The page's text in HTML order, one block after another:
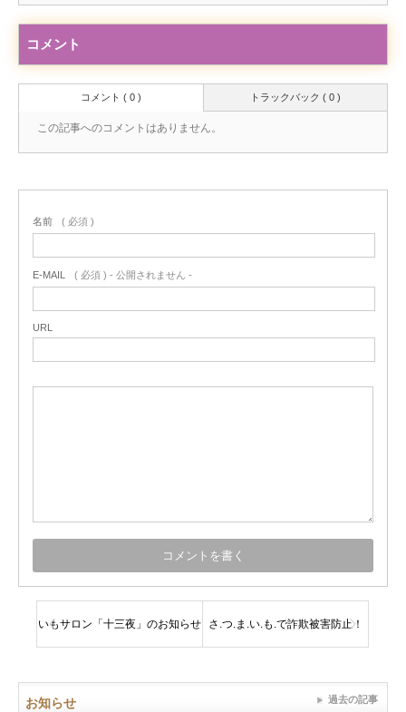
コメント
トラックバック ( 0 )
コメント ( 0 )
この記事へのコメントはありません。
名前 ( 必須 )
E-MAIL ( 必須 ) - 公開されません -
URL
いもサロン「十三夜」のお知らせ さ.つ.ま.い.も.で詐欺被害防止！
お知らせ 過去の記事